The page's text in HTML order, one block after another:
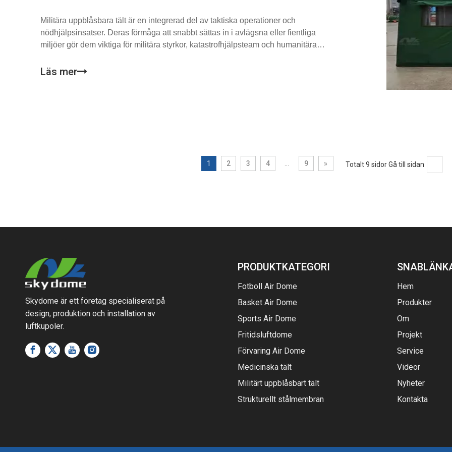
Militära uppblåsbara tält är en integrerad del av taktiska operationer och
nödhjälpsinsatser. Deras förmåga att snabbt sättas in i avlägsna eller fientliga
miljöer gör dem viktiga för militära styrkor, katastrofhjälpsteam och humanitära
militära uppblåsbara tält byggas med högkvalitativa material och uppfylla rigorösa
Läs mer
1 2 3 4 9 » Totalt 9 sidor Gå till sidan
Skydome är ett företag specialiserat på
design, produktion och installation av
luftkupoler.
PRODUKTKATEGORI
Fotboll Air Dome
Basket Air Dome
Sports Air Dome
Fritidsluftdome
Förvaring Air Dome
Medicinska tält
Militärt uppblåsbart tält
Strukturellt stålmembran
Hem
Produkter
Om
Projekt
Service
Videor
Nyheter
Kontakta